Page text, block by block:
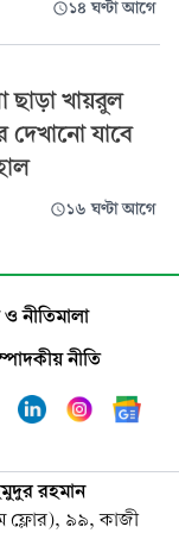
১৪ ঘণ্টা আগে
ছাড়া খায়রুল
দেখানো যাবে
১৬ ঘণ্টা আগে
ও নীতিমালা
নীতি
রহমান
ফ্লোর), ৯৯, কাজী